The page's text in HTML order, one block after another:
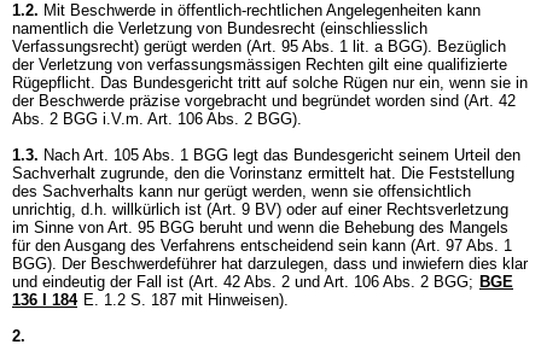
1.2. Mit Beschwerde in öffentlich-rechtlichen Angelegenheiten kann
namentlich die Verletzung von Bundesrecht (einschliesslich
Verfassungsrecht) gerügt werden (Art. 95 Abs. 1 lit. a BGG). Bezüglich
der Verletzung von verfassungsmässigen Rechten gilt eine qualifizierte
Rügepflicht. Das Bundesgericht tritt auf solche Rügen nur ein, wenn sie in
der Beschwerde präzise vorgebracht und begründet worden sind (Art. 42
Abs. 2 BGG i.V.m. Art. 106 Abs. 2 BGG).
1.3. Nach Art. 105 Abs. 1 BGG legt das Bundesgericht seinem Urteil den
Sachverhalt zugrunde, den die Vorinstanz ermittelt hat. Die Feststellung
des Sachverhalts kann nur gerügt werden, wenn sie offensichtlich
unrichtig, d.h. willkürlich ist (Art. 9 BV) oder auf einer Rechtsverletzung
im Sinne von Art. 95 BGG beruht und wenn die Behebung des Mangels
für den Ausgang des Verfahrens entscheidend sein kann (Art. 97 Abs. 1
BGG). Der Beschwerdeführer hat darzulegen, dass und inwiefern dies klar
und eindeutig der Fall ist (Art. 42 Abs. 2 und Art. 106 Abs. 2 BGG; BGE
136 I 184 E. 1.2 S. 187 mit Hinweisen).
2.